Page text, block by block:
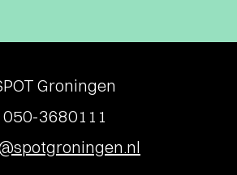
Groningen
050-3680111